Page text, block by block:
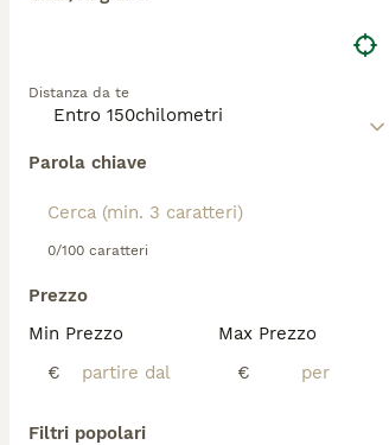
Distanza da te
Parola chiave
0/100 caratteri
Prezzo
Min Prezzo
€
Max Prezzo
€
Filtri popolari